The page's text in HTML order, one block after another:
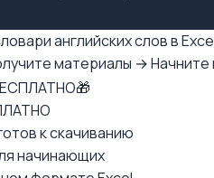
английских слов в
материалы → Начните
к скачиванию
начинающих